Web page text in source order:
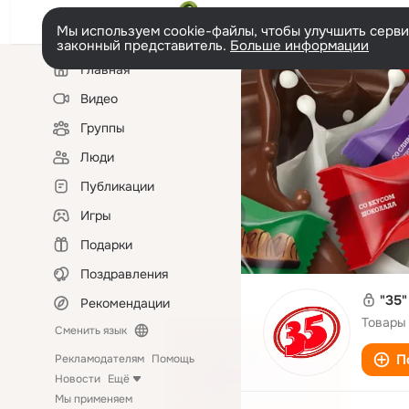
Мы используем cookie-файлы, чтобы улучшить
законный представитель. Больше информации
Левая
колонкаГлавная
Видео
Группы
Люди
Публикации
Игры
Подарки
Поздравления
Рекомендации
Сменить язык
Рекламодателям Помощь
Новости Ещё
Мы применяем
"35"